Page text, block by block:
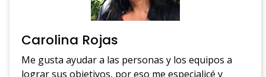
Carolina Rojas
Me gusta ayudar a las personas y los equipos a
lograr sus objetivos, por eso me especialicé y